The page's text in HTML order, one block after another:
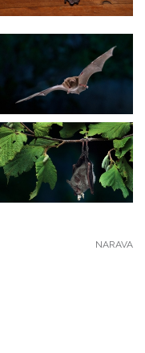
NARAVA